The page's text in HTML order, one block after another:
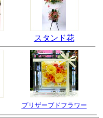
スタンド花
プリザーブドフラワー